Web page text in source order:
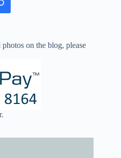
on the blog, please